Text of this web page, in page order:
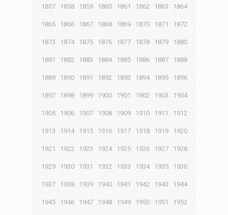
1857 1858 1859 1860 1861 1862 1863 1864
1865 1866 1867 1868 1869 1870 1871 1872
1873 1874 1875 1876 1877 1878 1879 1880
1881 1882 1883 1884 1885 1886 1887 1888
1889 1890 1891 1892 1893 1894 1895 1896
1897 1898 1899 1900 1901 1902 1903 1904
1905 1906 1907 1908 1909 1910 1911 1912
1913 1914 1915 1916 1917 1918 1919 1920
1921 1922 1923 1924 1925 1926 1927 1928
1929 1930 1931 1932 1933 1934 1935 1936
1937 1938 1939 1940 1941 1942 1943 1944
1945 1946 1947 1948 1949 1950 1951 1952